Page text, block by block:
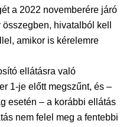
a 2022 novemberére járó
hivatalból kell
amikor is kérelemre
ellátásra való
1-je előtt megszűnt, és –
esetén – a korábbi ellátás
nem felel meg a fentebbi